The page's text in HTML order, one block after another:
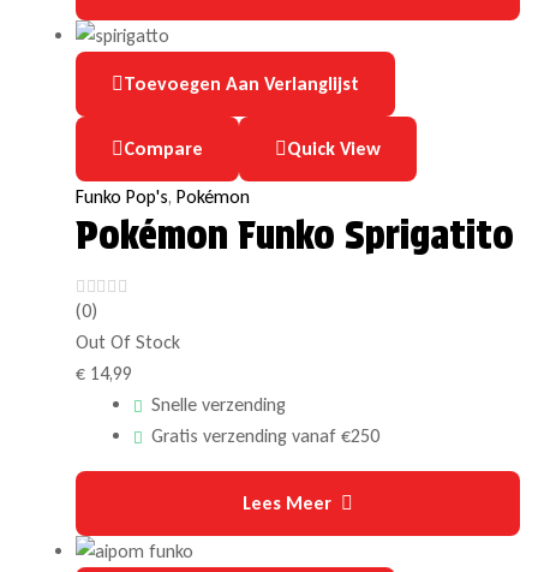
Toevoegen Aan Verlanglijst
Compare Quick View
Funko Pop's, Pokémon
Pokémon Funko Sprigatito
(0)
Out Of Stock
€ 14,99
Snelle verzending
Gratis verzending vanaf €250
Lees Meer